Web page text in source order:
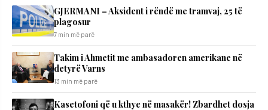
GJERMANI – Aksident i rëndë me tramvaj, 25 të
plagosur
7 min më parë
Takim i Ahmetit me ambasadoren amerikane në
detyrë Varns
13 min më parë
Kasetofoni që u kthye në masakër! Zbardhet dosja